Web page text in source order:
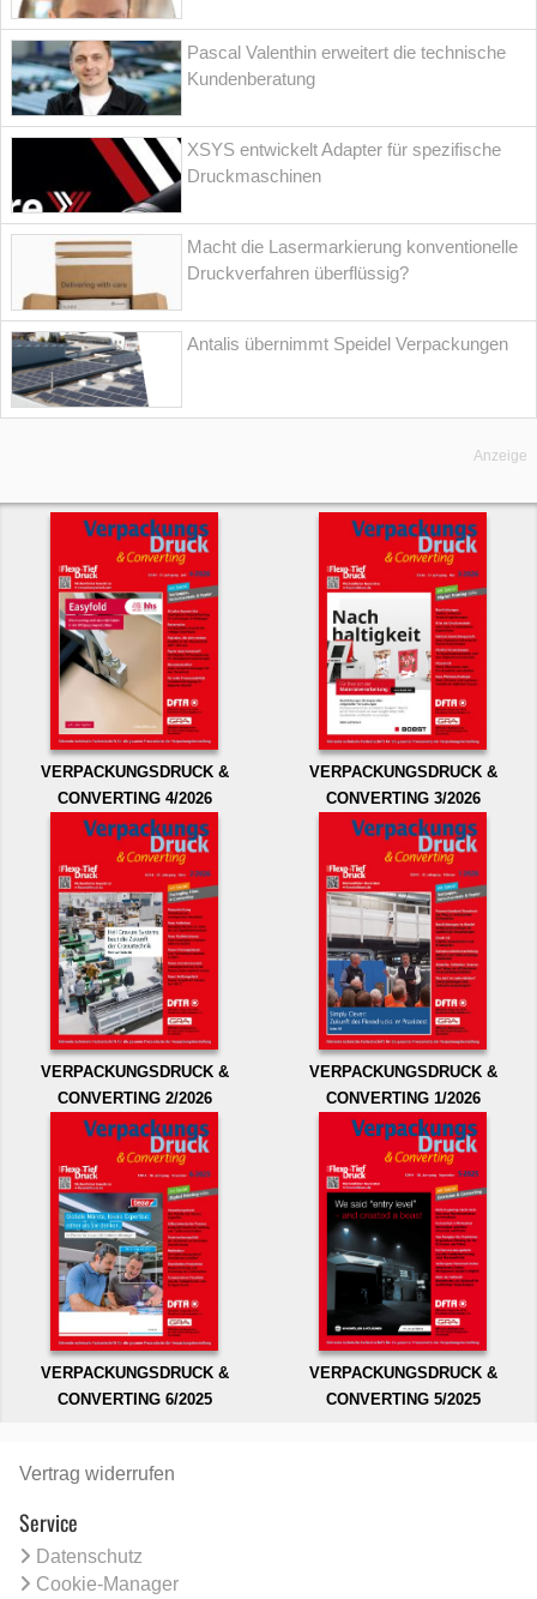
Pascal Valenthin erweitert die technische
Kundenberatung
XSYS entwickelt Adapter für spezifische
Druckmaschinen
Macht die Lasermarkierung konventionelle
Druckverfahren überflüssig?
Antalis übernimmt Speidel Verpackungen
Anzeige
VERPACKUNGSDRUCK &
CONVERTING 4/2026
VERPACKUNGSDRUCK &
CONVERTING 3/2026
VERPACKUNGSDRUCK &
CONVERTING 2/2026
VERPACKUNGSDRUCK &
CONVERTING 1/2026
VERPACKUNGSDRUCK &
CONVERTING 6/2025
VERPACKUNGSDRUCK &
CONVERTING 5/2025
Vertrag widerrufen
Service
Datenschutz
Cookie-Manager